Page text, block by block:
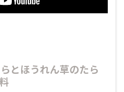
とほうれん草のたら